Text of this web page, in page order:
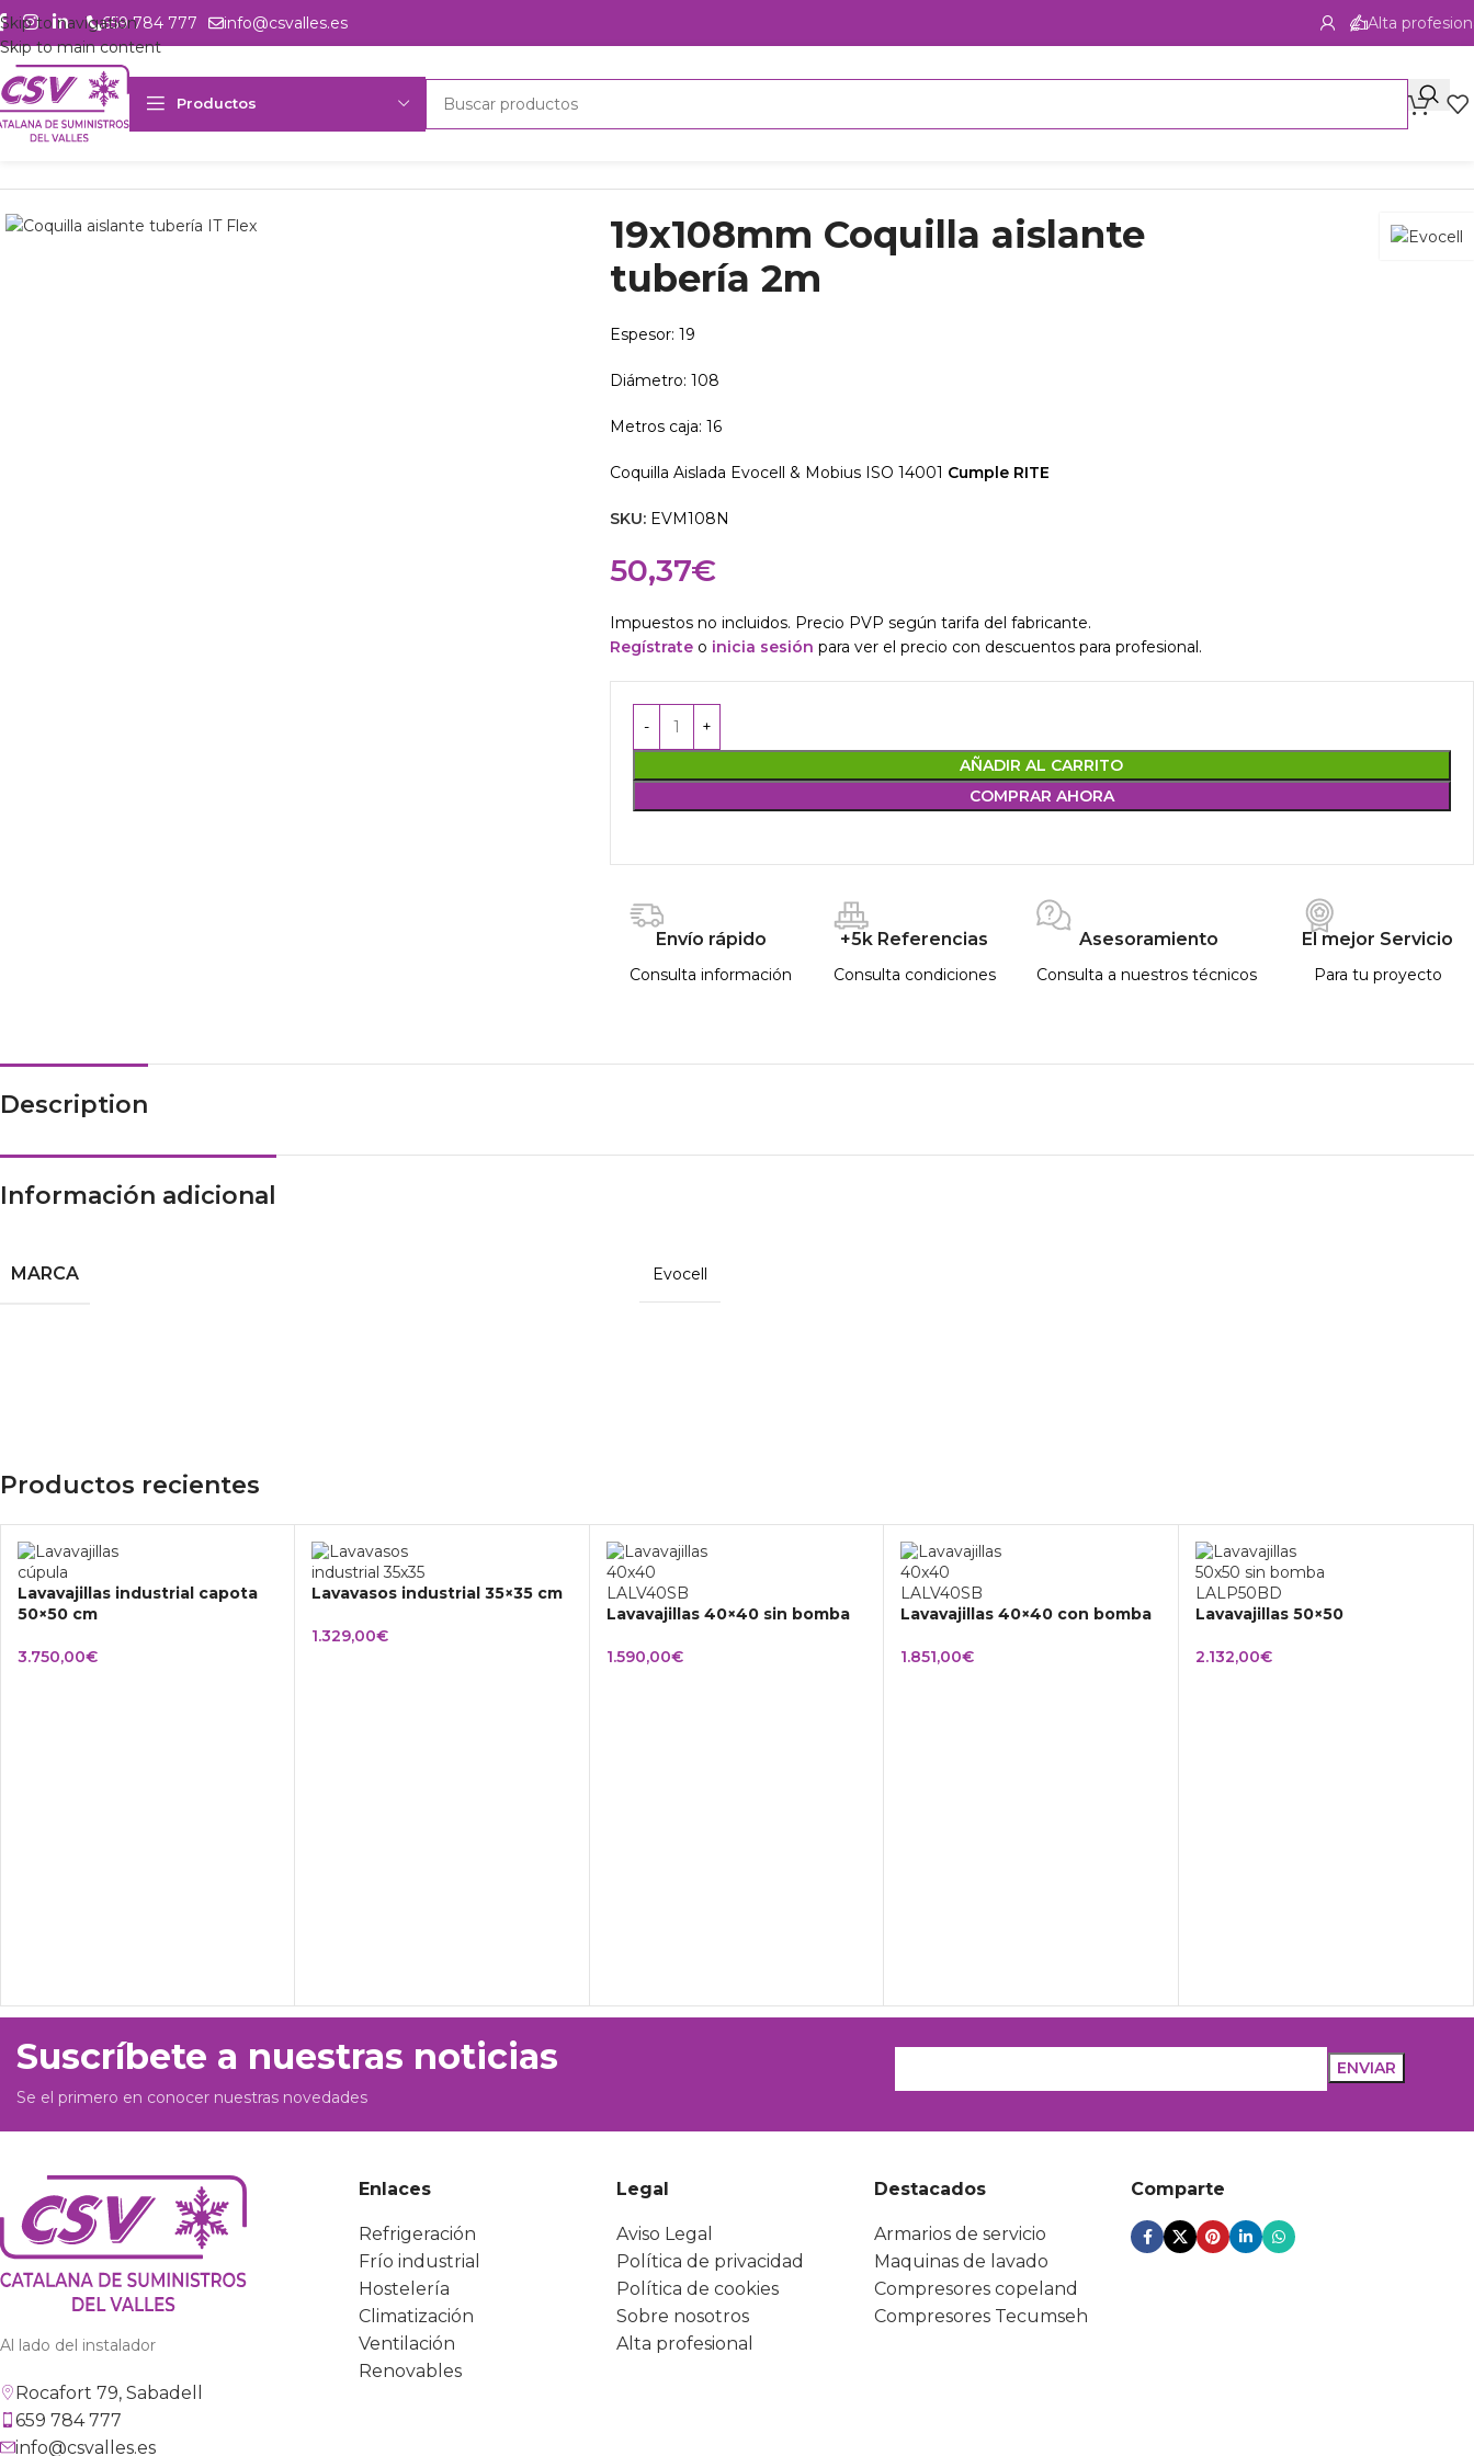
Skip to navigation
Skip to main content
659 784 777 info@csvalles.es Alta
Productos
Inicio Productos
19x108mm Coquilla aislante
tubería 2m
Espesor: 19
Diámetro: 108
Metros caja: 16
Coquilla Aislada Evocell & Mobius ISO 14001 Cumple RITE
SKU: EVM108N
50,37€
Impuestos no incluidos. Precio PVP según tarifa del fabricante.
Regístrateo inicia sesión para ver el precio con descuentos para profesional.
AÑADIR AL CARRITO
COMPRAR AHORA
Envío rápido
Consulta información
+5k Referencias
Consulta condiciones
Asesoramiento
Consulta a nuestros técnicos
El mejor Servicio
Para tu proyecto
Description
Información adicional
MARCA Evocell
Productos recientes
Lavavajillas industrial capota
50×50 cm
3.750,00€
Lavavasos industrial 35×35 cm
1.329,00€
Lavavajillas 40×40 sin bomba
1.590,00€
Lavavajillas 40×40 con bomba
1.851,00€
Lavavajillas 50×50
2.132,00€
Suscríbete a nuestras noticias
Se el primero en conocer nuestras novedades
Al lado del instalador
Rocafort 79, Sabadell
659 784 777
info@csvalles.es
Enlaces
Refrigeración
Frío industrial
Hostelería
Climatización
Ventilación
Renovables
Legal
Aviso Legal
Política de privacidad
Política de cookies
Sobre nosotros
Alta profesional
Destacados
Armarios de servicio
Maquinas de lavado
Compresores copeland
Compresores Tecumseh
Comparte